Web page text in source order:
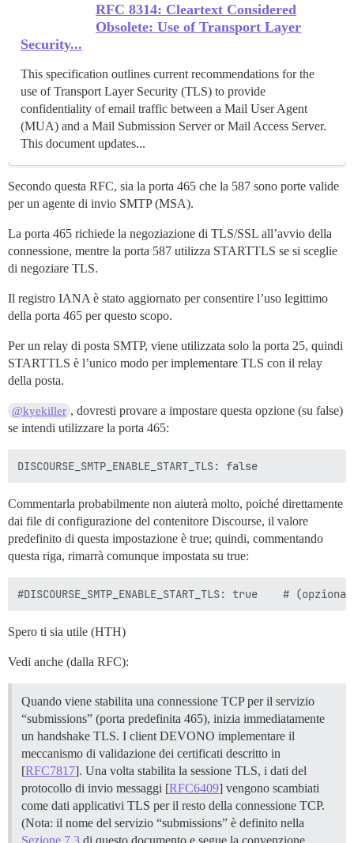
RFC 8314: Cleartext Considered
Obsolete: Use of Transport Layer
Security...
This specification outlines current recommendations for the
use of Transport Layer Security (TLS) to provide
confidentiality of email traffic between a Mail User Agent
(MUA) and a Mail Submission Server or Mail Access Server.
This document updates...
Secondo questa RFC, sia la porta 465 che la 587 sono porte valide
per un agente di invio SMTP (MSA).
La porta 465 richiede la negoziazione di TLS/SSL all’avvio della
connessione, mentre la porta 587 utilizza STARTTLS se si sceglie
di negoziare TLS.
Il registro IANA è stato aggiornato per consentire l’uso legittimo
della porta 465 per questo scopo.
Per un relay di posta SMTP, viene utilizzata solo la porta 25, quindi
STARTTLS è l’unico modo per implementare TLS con il relay
della posta.
@kyekiller , dovresti provare a impostare questa opzione (su false)
se intendi utilizzare la porta 465:
Commentarla probabilmente non aiuterà molto, poiché direttamente
dai file di configurazione del contenitore Discourse, il valore
predefinito di questa impostazione è true; quindi, commentando
questa riga, rimarrà comunque impostata su true:
Spero ti sia utile (HTH)
Vedi anche (dalla RFC):
Quando viene stabilita una connessione TCP per il servizio
“submissions” (porta predefinita 465), inizia immediatamente
un handshake TLS. I client DEVONO implementare il
meccanismo di validazione dei certificati descritto in
[RFC7817]. Una volta stabilita la sessione TLS, i dati del
protocollo di invio messaggi [RFC6409] vengono scambiati
come dati applicativi TLS per il resto della connessione TCP.
(Nota: il nome del servizio “submissions” è definito nella
Sezione 7.3 di questo documento e segue la convenzione